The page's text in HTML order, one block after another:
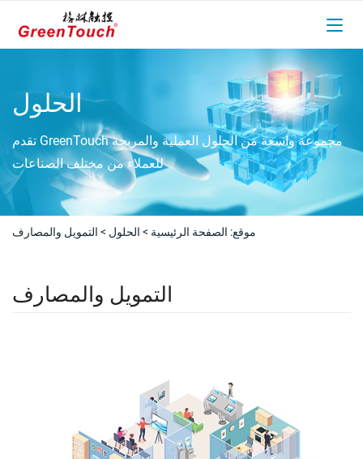
الحلول
تقدم GreenTouch مجموعة واسعة من الحلول العملية والمربحة
للعملاء من مختلف الصناعات
موقع: الصفحة الرئيسية > الحلول > التمويل والمصارف
التمويل والمصارف